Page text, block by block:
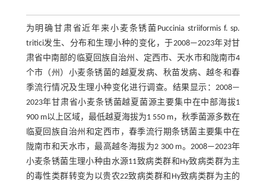
为明确甘肃省近年来小麦条锈菌Puccinia striiformis f. sp.
tritici发生、分布和生理小种的变化，于2008—2023年对甘
肃省中南部的临夏回族自治州、定西市、天水市和陇南市4
个市（州）小麦条锈菌的越夏发病、秋苗发病、越冬和春
季流行情况及生理小种变化进行调查。结果显示：2008—
2023年甘肃省小麦条锈菌越夏菌源主要集中在中部海拔1
900 m以上区域，最低越夏海拔为1 550 m，秋季菌源多数在
临夏回族自治州和定西市，春季流行期条锈菌主要集中在
陇南市和天水市，最高越冬海拔为2 300 m。2008—2023年
小麦条锈菌生理小种由水源11致病类群和Hy致病类群为主
的毒性类群转变为以贵农22致病类群和Hy致病类群为主的